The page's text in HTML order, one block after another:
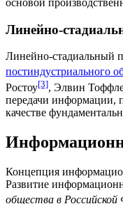
Линейно-
Линейно-стадиальный
постиндустриального
Ростоу[3], Элвин
передачи информации,
качестве
Концепция
Развитие
общества в